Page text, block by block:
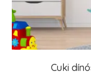
Cuki